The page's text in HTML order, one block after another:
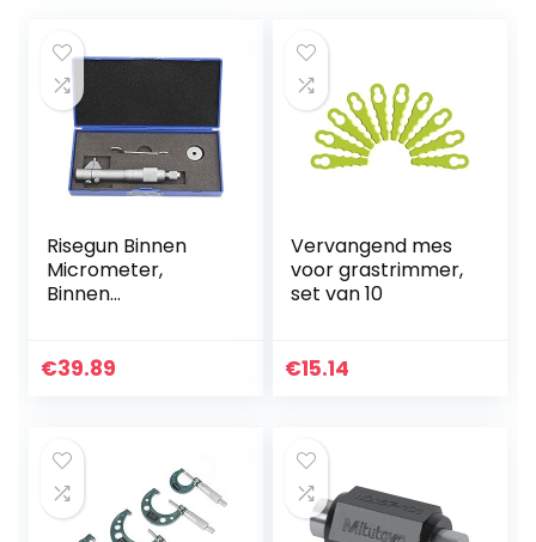
Risegun Binnen
Micrometer,
Binnen
Diameter Gage
€39.89
Vervangend mes
voor grastrimmer,
set van 10
€15.14